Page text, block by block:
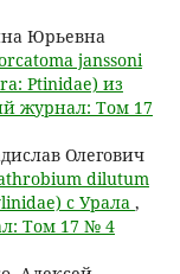
Юрьевна
janssoni
Ptinidae) из
журнал: Том 17
Олегович
dilutum
с Урала ,
Том 17 № 4